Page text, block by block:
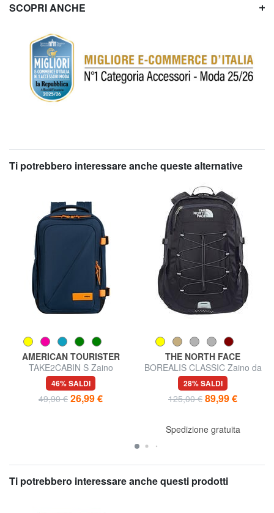
SCOPRI ANCHE
Ti potrebbero interessare anche queste alternative
AMERICAN TOURISTER
TAKE2CABIN S Zaino
underseater ok Ryanair
46% SALDI
49,90 € 26,99 €
THE NORTH FACE
BOREALIS CLASSIC Zaino da
29 L
28% SALDI
125,00 € 89,99 €
Spedizione gratuita
Ti potrebbero interessare anche questi prodotti